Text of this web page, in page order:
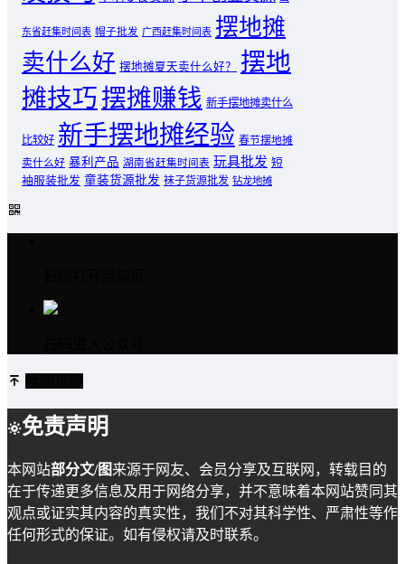
东省赶集时间表 帽子批发 广西赶集时间表 摆地摊
卖什么好 摆地摊夏天卖什么好？
摆地
摊技巧摆摊赚钱 新手摆地摊卖什么
比较好 新手摆地摊经验 春节摆地摊
卖什么好 暴利产品 湖南省赶集时间表 玩具批发 短
袖服装批发 童装货源批发 袜子货源批发 钻龙地摊
免责声明
本网站部分文/图来源于网友、会员分享及互联网，转载目的
在于传递更多信息及用于网络分享，并不意味着本网站赞同其
观点或证实其内容的真实性，我们不对其科学性、严肃性等作
任何形式的保证。如有侵权请及时联系。